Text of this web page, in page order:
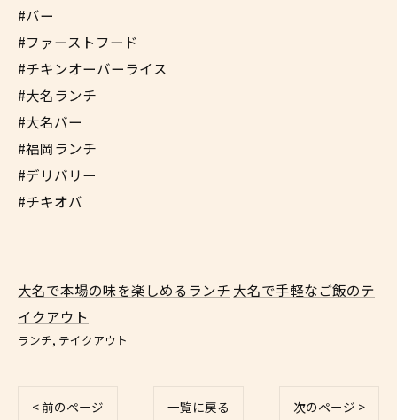
#バー
#ファーストフード
#チキンオーバーライス
#大名ランチ
#大名バー
#福岡ランチ
#デリバリー
#チキオバ
大名で本場の味を楽しめるランチ 大名で手軽なご飯のテ
イクアウト
ランチ テイクアウト
< 前のページ 一覧に戻る 次のページ >